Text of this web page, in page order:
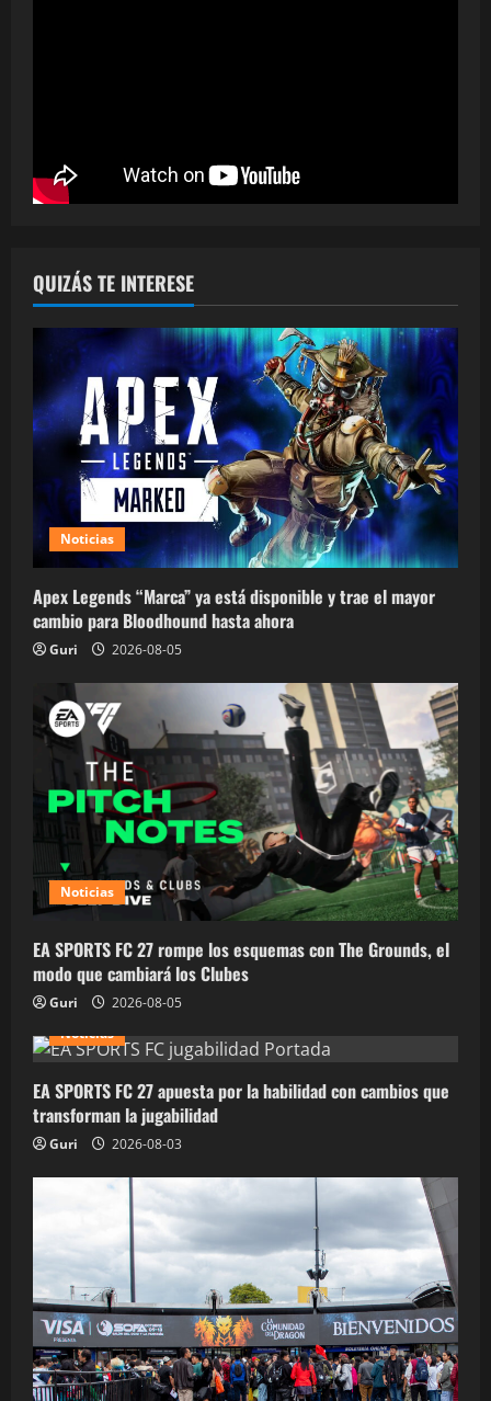
QUIZÁS TE INTERESE
Noticias
Apex Legends “Marca” ya está disponible y trae el mayor
cambio para Bloodhound hasta ahora
Guri 2026-08-05
Noticias
EA SPORTS FC 27 rompe los esquemas con The Grounds, el
modo que cambiará los Clubes
Guri
2026-08-05
Noticias
EA SPORTS FC 27 apuesta por la habilidad con cambios que
transforman la jugabilidad
Guri 2026-08-03